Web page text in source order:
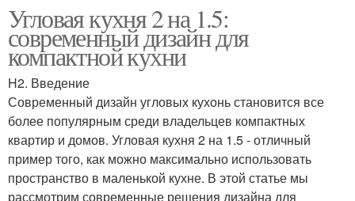
Угловая кухня 2 на 1.5:
современный дизайн для
компактной кухни
H2. Введение
Современный дизайн угловых кухонь становится все
более популярным среди владельцев компактных
квартир и домов. Угловая кухня 2 на 1.5 - отличный
пример того, как можно максимально использовать
пространство в маленькой кухне. В этой статье мы
рассмотрим современные решения дизайна для